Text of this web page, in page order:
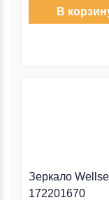
В
Зеркало
172201670